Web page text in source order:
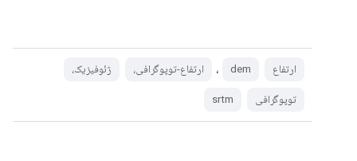
ارتفاع dem ، ارتفاع-توپوگرافی، ژئوفیزیک،
توپوگرافی srtm